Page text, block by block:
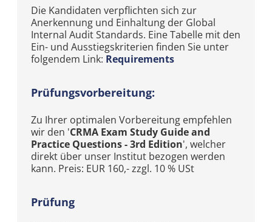
Die Kandidaten verpflichten sich zur
Anerkennung und Einhaltung der Global
Internal Audit Standards. Eine Tabelle mit den
Ein- und Ausstiegskriterien finden Sie unter
folgendem Link: Requirements
Prüfungsvorbereitung:
Zu Ihrer optimalen Vorbereitung empfehlen
wir den 'CRMA Exam Study Guide and
Practice Questions - 3rd Edition', welcher
direkt über unser Institut bezogen werden
kann. Preis: EUR 160,- zzgl. 10 % USt
Prüfung